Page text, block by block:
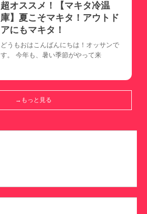
超オススメ！【マキタ冷温
庫】夏こそマキタ！アウトド
アにもマキタ！
どうもおはこんばんにちは！オッサンで
す。 今年も、暑い季節がやって来
→もっと見る